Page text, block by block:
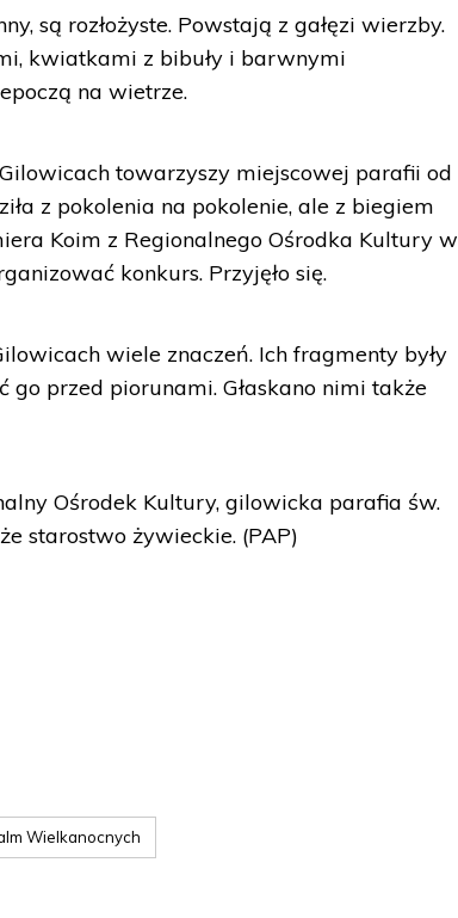
są rozłożyste. Powstają z gałęzi wierzby.
kwiatkami z bibuły i barwnymi
na wietrze.
towarzyszy miejscowej parafii od
z pokolenia na pokolenie, ale z biegiem
Koim z Regionalnego Ośrodka Kultury w
konkurs. Przyjęło się.
wiele znaczeń. Ich fragmenty były
przed piorunami. Głaskano nimi także
Ośrodek Kultury, gilowicka parafia św.
starostwo żywieckie. (PAP)
Wielkanocnych